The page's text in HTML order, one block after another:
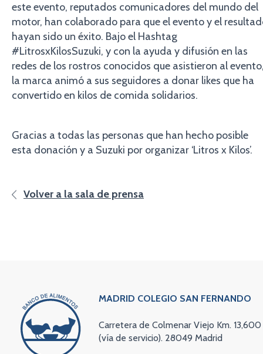
este evento, reputados comunicadores del mundo del
motor, han colaborado para que el evento y el
hayan sido un éxito. Bajo el Hashtag
#LitrosxKilosSuzuki, y con la ayuda y difusión en las
redes de los rostros conocidos que asistieron al
la marca animó a sus seguidores a donar likes que ha
convertido en kilos de comida solidarios.
Gracias a todas las personas que han hecho posible
esta donación y a Suzuki por organizar ‘Litros x Kilos’.
Volver a la sala de prensa
MADRID COLEGIO SAN FERNANDO
Carretera de Colmenar Viejo Km. 13,600
(vía de servicio). 28049 Madrid